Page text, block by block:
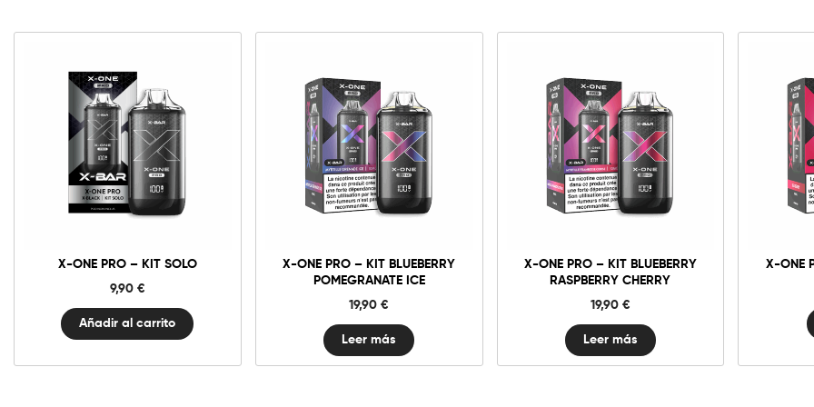
X-ONE PRO – KIT SOLO
9,90 €
X-
One
Pro
-
Kit
Añadir al carrito
X-ONE PRO – KIT BLUEBERRY
POMEGRANATE ICE
19,90€
Leer más
X-ONE PRO – KIT BLUEBERRY
RASPBERRY CHERRY
19,90 €
Leer más
X-ONE